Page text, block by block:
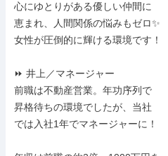
心にゆとりがある優しい仲間に
恵まれ、人間関係の悩みもゼロ✨
女性が圧倒的に輝ける環境です！
⏩ 井上／マネージャー
前職は不動産営業。年功序列で
昇格待ちの環境でしたが、当社
では入社1年でマネージャーに！